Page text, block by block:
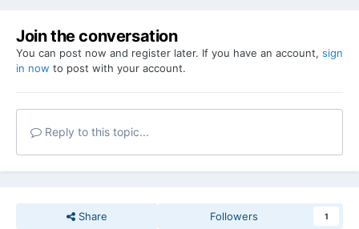
Join the conversation
You can post now and register later. If you have an account, sign
in now to post with your account.
Reply to this topic...
Share Followers 1